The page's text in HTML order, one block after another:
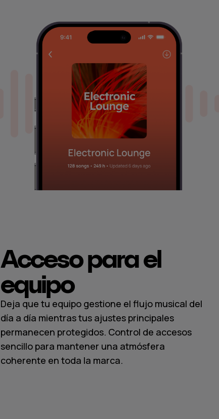
Acceso para el
equipo
Deja que tu equipo gestione el flujo musical del
día a día mientras tus ajustes principales
permanecen protegidos. Control de accesos
sencillo para mantener una atmósfera
coherente en toda la marca.